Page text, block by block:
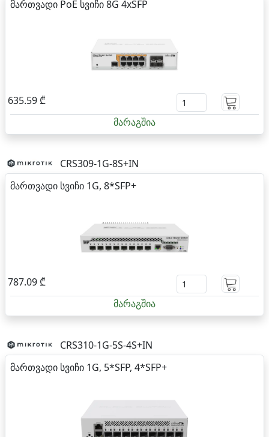
მართვადი PoE სვიჩი 8G 4xSFP
635.59 ₾
მარაგშია
CRS309-1G-8S+IN
მართვადი სვიჩი 1G, 8*SFP+
787.09 ₾
მარაგშია
CRS310-1G-5S-4S+IN
მართვადი სვიჩი 1G, 5*SFP, 4*SFP+